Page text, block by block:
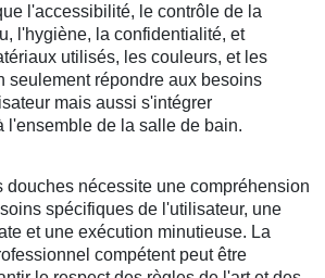
l'accessibilité, le contrôle de la
l'hygiène, la confidentialité, et
utilisés, les couleurs, et les
seulement répondre aux besoins
mais aussi s'intégrer
l'ensemble de la salle de bain.
douches nécessite une compréhension
spécifiques de l'utilisateur, une
et une exécution minutieuse. La
compétent peut être